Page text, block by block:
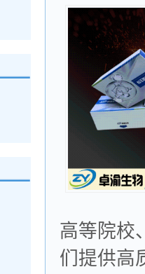
高等院校
们提供高